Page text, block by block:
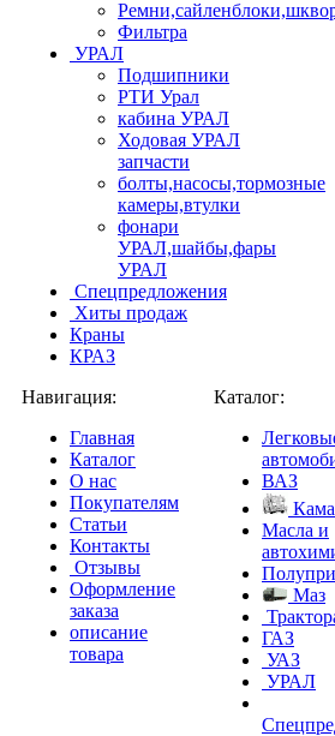
Фильтра
УРАЛ
Подшипники
РТИ Урал
кабина УРАЛ
Ходовая УРАЛ
запчасти
болты,насосы,тормозные
камеры,втулки
фонари
УРАЛ,шайбы,фары
УРАЛ
Спецпредложения
Хиты продаж
Краны
КРАЗ
Навигация:
Главная
Каталог
О нас
Покупателям
Статьи
Контакты
Отзывы
Оформление
заказа
описание
товара
Каталог:
ВАЗ
Масла и
Маз
ГАЗ
УАЗ
УРАЛ